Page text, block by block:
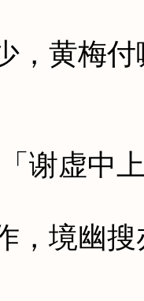
黄梅付
虚中上
境幽搜